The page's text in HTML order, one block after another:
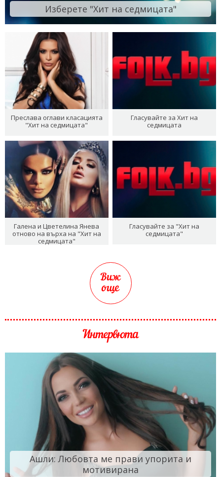
Изберете "Хит на седмицата"
Преслава оглави класацията
"Хит на седмицата"
Гласувайте за Хит на
седмицата
Галена и Цветелина Янева
отново на върха на "Хит на
седмицата"
Гласувайте за "Хит на
седмицата"
Виж
още
Интервюта
Ашли: Любовта ме прави упорита и
мотивирана